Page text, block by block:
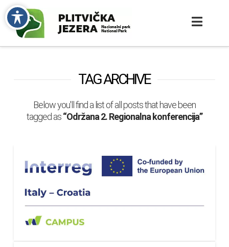
TAG ARCHIVE
Below you'll find a list of all posts that have been
tagged as“Održana 2. Regionalna konferencija”